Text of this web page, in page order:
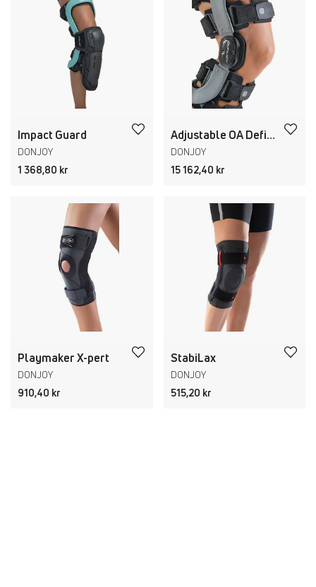
Impact Guard
DONJOY
1 368,80 kr
Adjustable OA Defiance PRO
DONJOY
15 162,40 kr
Playmaker X-pert
DONJOY
910,40 kr
StabiLax
DONJOY
515,20 kr